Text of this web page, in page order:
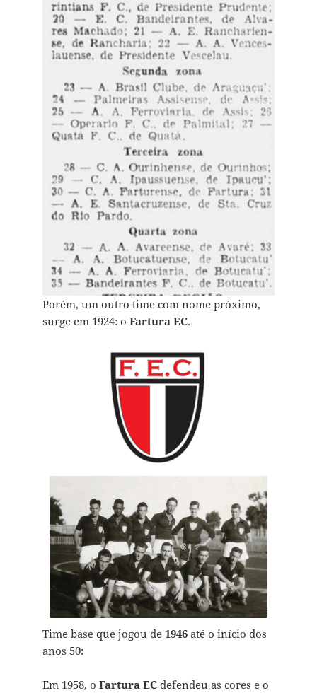
Porém, um outro time com nome próximo,
surge em 1924: o Fartura EC.
Time base que jogou de 1946até o início dos
anos 50:
Em 1958, o Fartura EC defendeu as cores e o